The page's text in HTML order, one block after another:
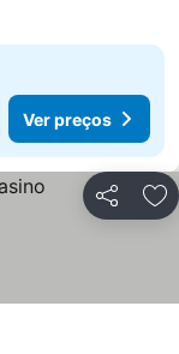
Ver preços
Partilhar